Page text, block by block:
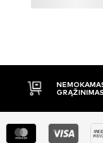
GRĄŽINIMAS